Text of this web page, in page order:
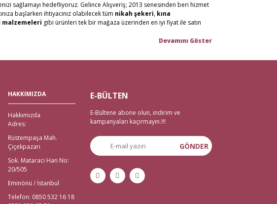
sağlamayı hedefliyoruz. Gelince Alışveriş; 2013 senesinden beri hizmet
başlarken ihtiyacınız olabilecek tüm nikah şekeri, kına
malzemeleri gibi ürünleri tek bir mağaza üzerinden en iyi fiyat ile satın
için, İstanbul Eminönü’ndeki mağazamızda hizmet vermekteyiz.
hızlı teslimat imkanı mevcut. Bunun yanı sıra tüm çeyiz malzemele
şekeri,kına malzemeleri düğün malzemeleri,gelin çeyizi
ya da bekarlığa veda malzemelerine ihtiyaç duyanlar için de 2 gün
kına tepsisi kına sepeti, kına gecesi aksesuarları, bindallı kaftan,
kına malzemeleriiçin tek adrese tıklamanız yeterli.
HAKKIMIZDA
Hakkımızda
Adres:
Rüstempaşa Mah.
Çiçekpazarı
Sok. Mataracı Han No:
20/505
Eminönü / İstanbul
Telefon: 0850 532 16 18
E-BÜLTEN
E-Bültene abone olun, indirim ve
kampanyaları kaçırmayın.!!!
GÖNDER